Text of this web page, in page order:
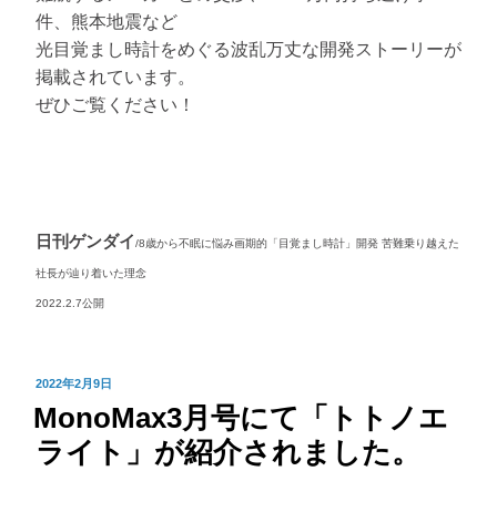
件、熊本地震など
光目覚まし時計をめぐる波乱万丈な開発ストーリーが
掲載されています。
ぜひご覧ください！
日刊ゲンダイ/8歳から不眠に悩み画期的「目覚まし時計」開発 苦難乗り越えた
社長が辿り着いた理念
2022.2.7公開
投
稿
日:
2022年2月9日
MonoMax3月号にて「トトノエ
ライト」が紹介されました。